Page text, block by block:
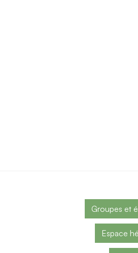
Groupes et
Espace